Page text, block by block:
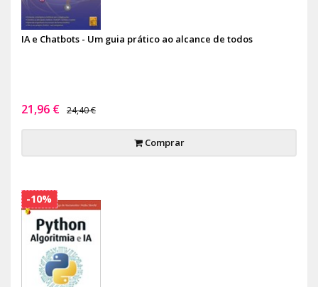
IA e Chatbots - Um guia prático ao alcance de todos
21,96 € 24,40 €
Comprar
-10%